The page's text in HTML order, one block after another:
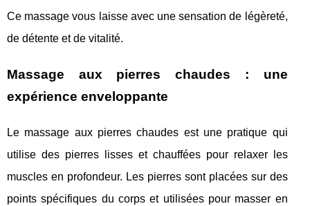
Ce massage vous laisse avec une sensation de légèreté,
de détente et de vitalité.
Massage aux pierres chaudes : une
expérience enveloppante
Le massage aux pierres chaudes est une pratique qui
utilise des pierres lisses et chauffées pour relaxer les
muscles en profondeur. Les pierres sont placées sur des
points spécifiques du corps et utilisées pour masser en